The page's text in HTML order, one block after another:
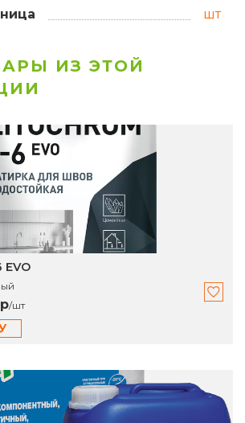
шт
ИЗ ЭТОЙ
EVO
/шт